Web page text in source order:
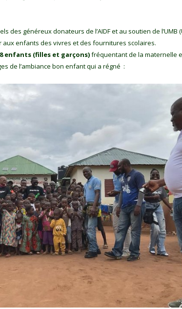
des généreux donateurs de l’AIDF et au soutien de l’UMB
enfants des vivres et des fournitures scolaires.
enfants (filles et garçons)fréquentant de la maternelle
de l’ambiance bon enfant qui a régné :